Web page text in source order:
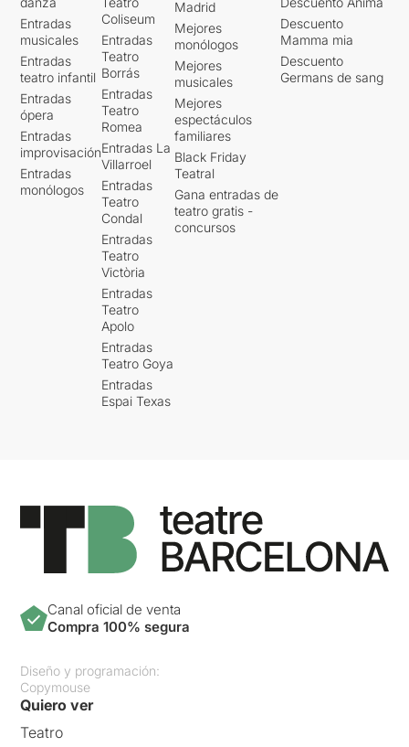
Entradas
musicales
Entradas
teatro infantil
Entradas
ópera
Entradas
improvisación
Entradas
monólogos
Coliseum
Entradas
Teatro
Borrás
Entradas
Teatro
Romea
Entradas La
Villarroel
Entradas
Teatro
Condal
Entradas
Teatro
Victòria
Entradas
Teatro
Apolo
Entradas
Teatro Goya
Entradas
Espai Texas
Madrid
Mejores
monólogos
Mejores
musicales
Mejores
espectáculos
familiares
Black Friday
Teatral
Gana entradas de
teatro gratis -
concursos
Descuento
Mamma mia
Descuento
Germans de sang
Canal oficial de venta
Compra 100% segura
Diseño y programación:
Copymouse
Quiero ver
Teatro